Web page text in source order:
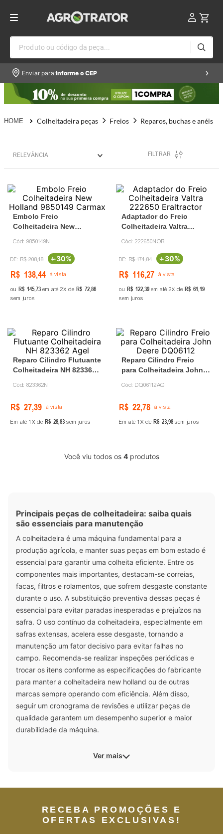
Produto ou código da peça...
Enviar para:Informe o CEP
Colheitadeira peças Freios Reparos, buchas e anéis
RELEVÂNCIA FILTRAR
Embolo Freio
Colheitadeira New
Cód: 9850149N
R$ 208,18 -30%
R$ 138,44 à vista
ou R$ 14573 em até 2 de R$ 7286
sem juros
Adaptador do Freio
Colheitadeira Valtra
Cód: 222650NOR
R$ 174,84 -30%
R$ 116,27 à vista
ou R$ 12239 em até 2 de R$ 61 19
sem juros
Reparo Cilindro Flutuante
Colheitadeira NH 823362
Cód: 823362N
R$ 27,39 à vista
Em até 1 de R$ 2883 sem juros
Reparo Cilindro Freio
para Colheitadeira John
Cód: DQ06112AG
R$ 22,78 à vista
Em até 1 de R$ 2398 sem juros
Você viu todos os 4produtos
Principais peças de colheitadeira: saiba quais
são essenciais para manutenção
A colheitadeira é uma máquina fundamental para a
produção agrícola, e manter suas peças em bom estado é
essencial para garantir uma colheita eficiente. Entre os
componentes mais importantes, destacam-se correias,
facas, filtros e rolamentos, que sofrem desgaste constante
durante o uso. A substituição preventiva dessas peças é
essencial para evitar paradas inesperadas e prejuízos na
safra. O uso contínuo da colheitadeira, especialmente em
safras extensas, acelera esse desgaste, tornando a
manutenção um fator decisivo para evitar falhas no
campo. Recomenda-se realizar inspeções periódicas e
trocar os itens conforme as especificações do fabricante
para manter a colheitadeira new holland ou de outras
marcas sempre operando com eficiência. Além disso,
seguir um cronograma de revisões e utilizar peças de
qualidade garantem um desempenho superior e maior
durabilidade da máquina.
Ver mais
RECEBA PROMOÇÕES E
OFERTAS EXCLUSIVAS!